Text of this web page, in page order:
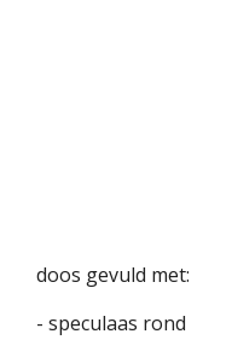
doos gevuld met:
- speculaas rond